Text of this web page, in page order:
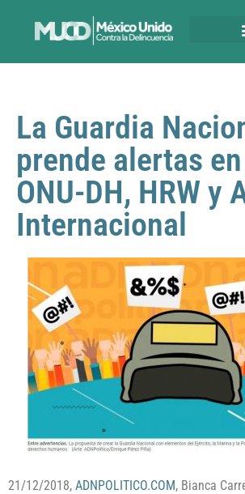
La Guardia
prende alertas
ONU-DH, HRW y
Internacional
21/12/2018, ADNPOLITICO.COM, Bianca